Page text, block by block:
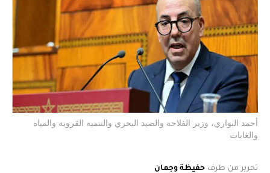
أحمد البواري، وزير الفلاحة والصيد البحري والتنمية القروية والمياه
والغابات
تحرير من طرف حفيظة وجمان